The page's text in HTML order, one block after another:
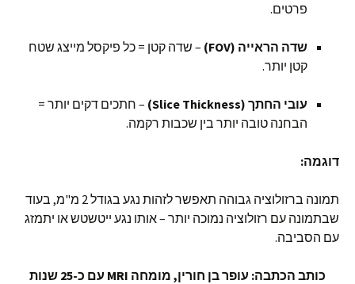
פרטים.
שדה הראייה (FOV)
– שדה קטן = כל פיקסל מייצג שטח
קטן יותר.
עובי החתך (Slice Thickness)
– חתכים דקים יותר =
הבחנה טובה יותר בין שכבות רקמה.
דוגמה:
תמונה ברזולוציה גבוהה תאפשר לזהות נגע בגודל 2 מ"מ, בעוד
שבתמונה עם רזולוציה נמוכה יותר – אותו נגע ייטשטש או יתמזג
עם הסביבה.
כותב הכתבה: עופר בן חורין, מומחה MRI עם כ-25 שנות